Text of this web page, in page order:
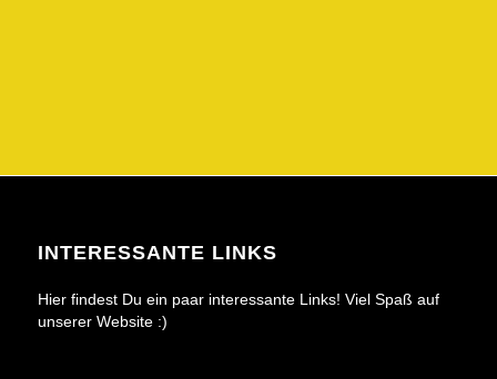
INTERESSANTE LINKS
Hier findest Du ein paar interessante Links! Viel Spaß auf
unserer Website :)